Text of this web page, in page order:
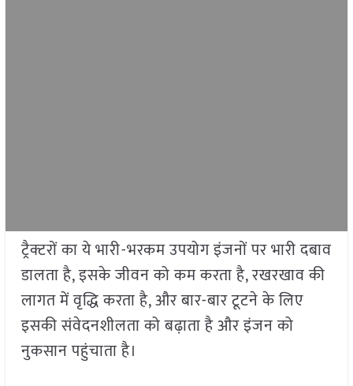
ट्रैक्टरों का ये भारी-भरकम उपयोग इंजनों पर भारी दबाव
डालता है, इसके जीवन को कम करता है, रखरखाव की
लागत में वृद्धि करता है, और बार-बार टूटने के लिए
इसकी संवेदनशीलता को बढ़ाता है और इंजन को
नुकसान पहुंचाता है।